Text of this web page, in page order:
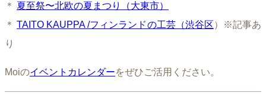
＊ 夏至祭〜北欧の夏まつり（大東市）
＊TAITO KAUPPA /フィンランドの工芸（渋谷区）※記事あ
り
Moiのイベントカレンダーをぜひご活用ください。